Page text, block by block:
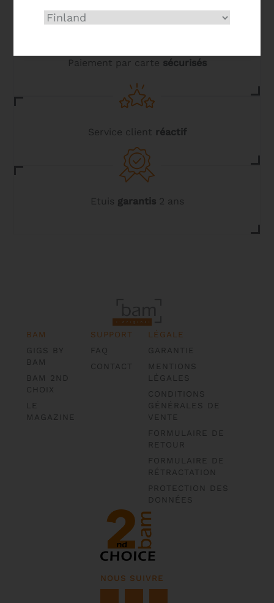
Paiement par carte sécurisés
Service client réactif
Etuis garantis2 ans
BAM
GIGS BY
BAM
BAM 2ND
CHOIX
LE
MAGAZINE
SUPPORT
FAQ
CONTACT
LÉGALE
GARANTIE
MENTIONS
LÉGALES
CONDITIONS
GÉNÉRALES DE
VENTE
FORMULAIRE DE
RETOUR
FORMULAIRE DE
RÉTRACTATION
PROTECTION DES
DONNÉES
NOUS SUIVRE